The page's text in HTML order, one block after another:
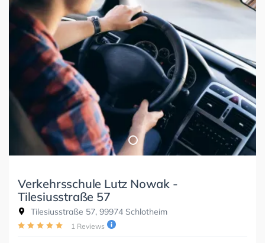
Verkehrsschule Lutz Nowak -
Tilesiusstraße 57
Tilesiusstraße 57, 99974 Schlotheim
1 Reviews